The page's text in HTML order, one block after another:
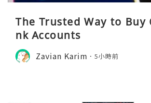
The Trusted Way to Buy
nk Accounts
Zavian Karim 5小時前